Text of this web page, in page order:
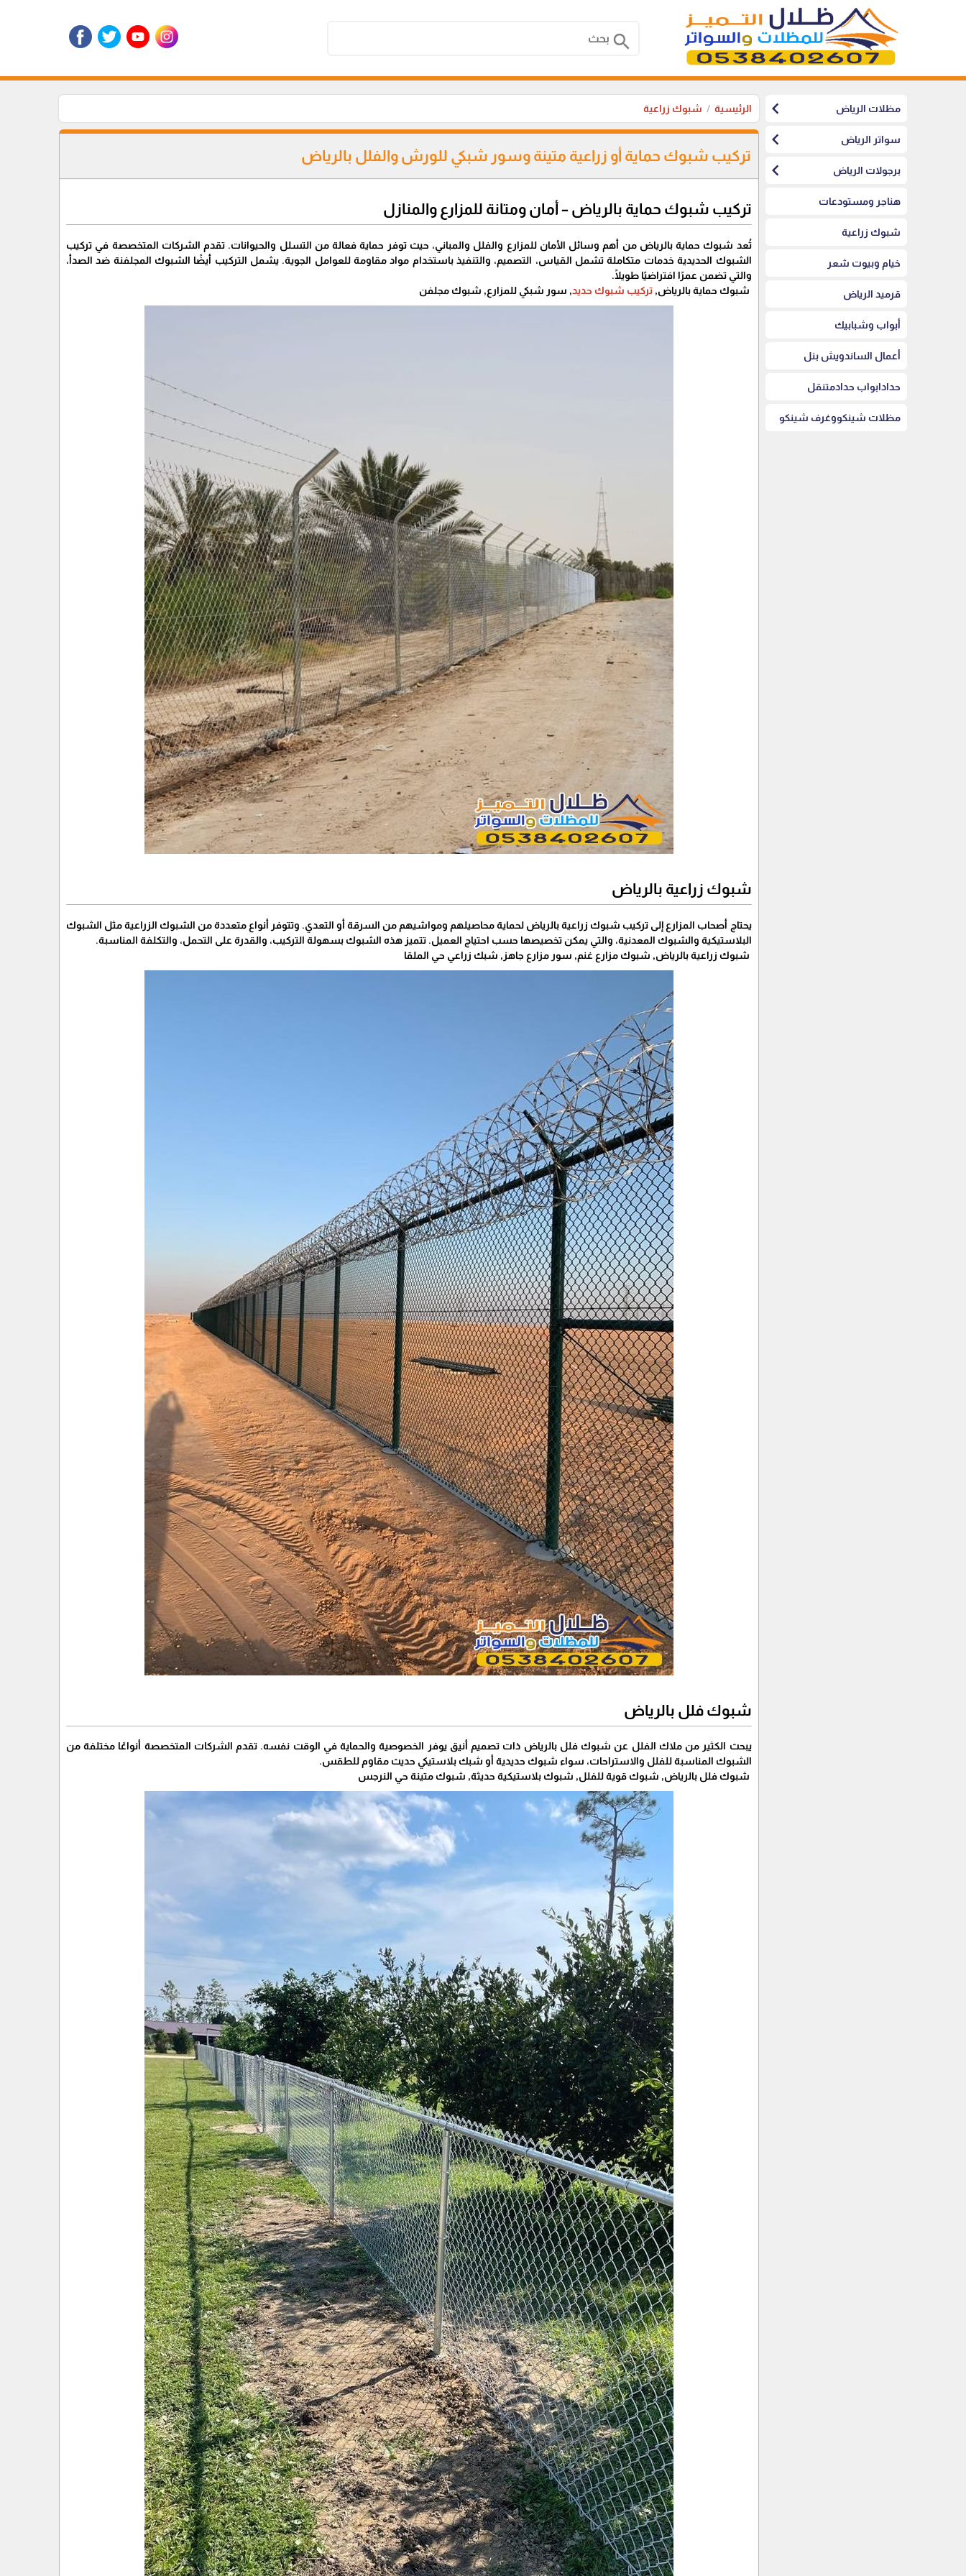
search
مظلات الرياض chevron_left
سواتر الرياض chevron_left
برجولات الرياض chevron_left
هناجر ومستودعات
شبوك زراعية
خيام وبيوت شعر
قرميد الرياض
أبواب وشبابيك
أعمال الساندويش بنل
حدادابواب حدادمتنقل
مظلات شينكووغرف شينكو
الرئيسية شبوك زراعية
تركيب شبوك حماية أو زراعية متينة وسور شبكي للورش والفلل بالرياض
تركيب شبوك حماية بالرياض – أمان ومتانة للمزارع والمنازل
تُعد شبوك حماية بالرياض من أهم وسائل الأمان للمزارع والفلل والمباني، حيث توفر حماية فعالة من التسلل والحيوانات. تقدم الشركات المتخصصة في تركيب
الشبوك الحديدية خدمات متكاملة تشمل القياس، التصميم، والتنفيذ باستخدام مواد مقاومة للعوامل الجوية. يشمل التركيب أيضًا الشبوك المجلفنة ضد الصدأ،
والتي تضمن عمرًا افتراضيًا طويلًا.
شبوك حماية بالرياض, تركيب شبوك حديد, سور شبكي للمزارع, شبوك مجلفن
شبوك زراعية بالرياض
يحتاج أصحاب المزارع إلى تركيب شبوك زراعية بالرياض لحماية محاصيلهم ومواشيهم من السرقة أو التعدي. وتتوفر أنواع متعددة من الشبوك الزراعية مثل الشبوك
البلاستيكية والشبوك المعدنية، والتي يمكن تخصيصها حسب احتياج العميل. تتميز هذه الشبوك بسهولة التركيب، والقدرة على التحمل، والتكلفة المناسبة.
شبوك زراعية بالرياض, شبوك مزارع غنم, سور مزارع جاهز, شبك زراعي حي الملقا
شبوك فلل بالرياض
يبحث الكثير من ملاك الفلل عن شبوك فلل بالرياض ذات تصميم أنيق يوفر الخصوصية والحماية في الوقت نفسه. تقدم الشركات المتخصصة أنواعًا مختلفة من
الشبوك المناسبة للفلل والاستراحات، سواء شبوك حديدية أو شبك بلاستيكي حديث مقاوم للطقس.
شبوك فلل بالرياض, شبوك قوية للفلل, شبوك بلاستيكية حديثة, شبوك متينة حي النرجس